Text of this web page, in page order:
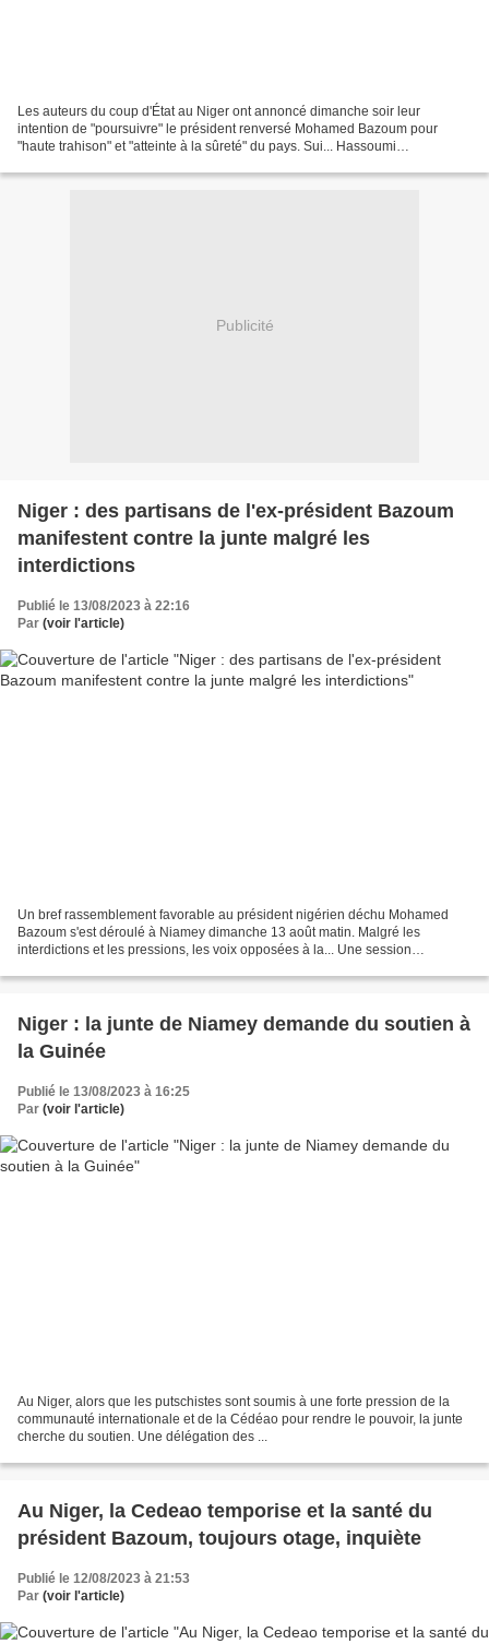
Les auteurs du coup d'État au Niger ont annoncé dimanche soir leur
intention de "poursuivre" le président renversé Mohamed Bazoum pour
"haute trahison" et "atteinte à la sûreté" du pays. Sui... Hassoumi
Publicité
Niger : des partisans de l'ex-président Bazoum
manifestent contre la junte malgré les
interdictions
Publié le 13/08/2023 à 22:16
Par (voir l'article)
Un bref rassemblement favorable au président nigérien déchu Mohamed
Bazoum s'est déroulé à Niamey dimanche 13 août matin. Malgré les
interdictions et les pressions, les voix opposées à la... Une session
Niger : la junte de Niamey demande du soutien à
la Guinée
Publié le 13/08/2023 à 16:25
Par (voir l'article)
Au Niger, alors que les putschistes sont soumis à une forte pression de la
communauté internationale et de la Cédéao pour rendre le pouvoir, la junte
cherche du soutien. Une délégation des ...
Au Niger, la Cedeao temporise et la santé du
président Bazoum, toujours otage, inquiète
Publié le 12/08/2023 à 21:53
Par (voir l'article)